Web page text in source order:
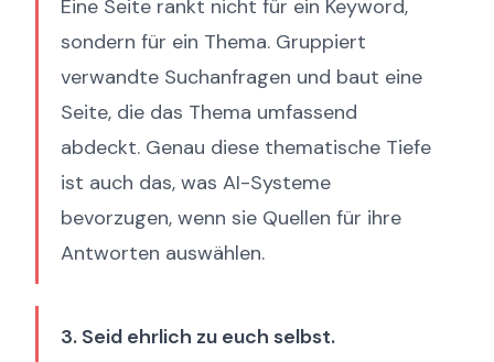
Eine Seite rankt nicht für ein Keyword,
sondern für ein Thema. Gruppiert
verwandte Suchanfragen und baut eine
Seite, die das Thema umfassend
abdeckt. Genau diese thematische Tiefe
ist auch das, was AI-Systeme
bevorzugen, wenn sie Quellen für ihre
Antworten auswählen.
3. Seid ehrlich zu euch selbst.